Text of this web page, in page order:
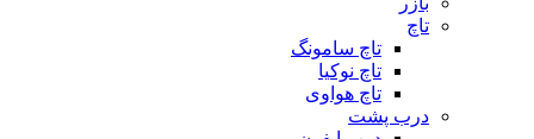
تاچ
تاچ سامونگ
تاچ نوکیا
تاچ هواوی
درب پشت